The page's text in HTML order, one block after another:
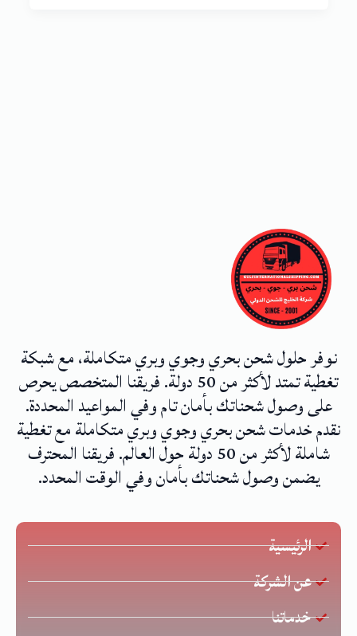
نوفر حلول شحن بحري وجوي وبري متكاملة، مع شبكة
تغطية تمتد لأكثر من 50 دولة. فريقنا المتخصص يحرص
على وصول شحناتك بأمان تام وفي المواعيد المحددة.
نقدم خدمات شحن بحري وجوي وبري متكاملة مع تغطية
شاملة لأكثر من 50 دولة حول العالم. فريقنا المحترف
يضمن وصول شحناتك بأمان وفي الوقت المحدد.
الرئيسية
عن الشركة
خدماتنا